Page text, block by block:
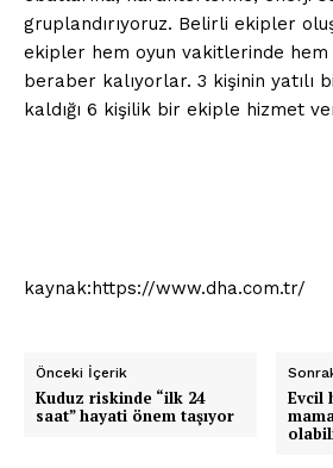
Pet Haber
Türkiye'nin
Gazetesi
gruplandırıyoruz. Belirli ekipler
ekipler hem oyun vakitlerinde
beraber kalıyorlar. 3 kişinin yatılı
kaldığı 6 kişilik bir ekiple hizmet
kaynak:https://www.dha.com.tr/
Önceki İçerik
Kuduz riskinde “ilk 24
saat” hayati önem taşıyor
Evcil